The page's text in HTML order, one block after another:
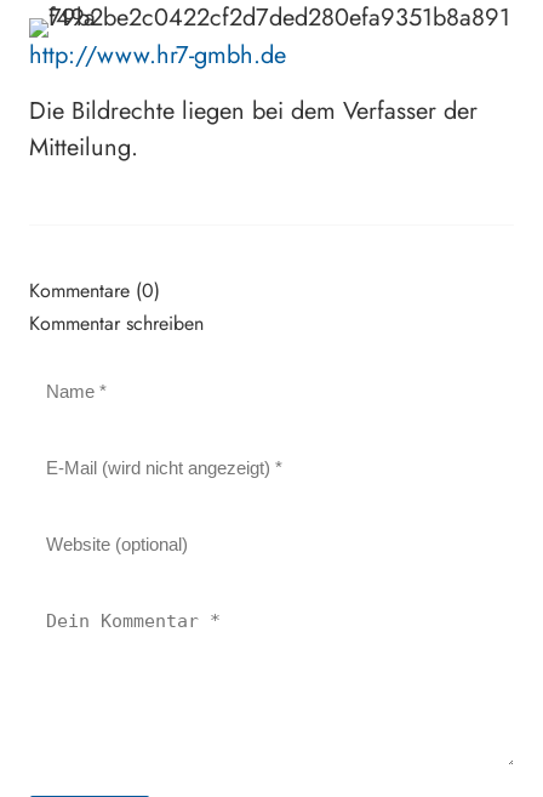
http://www.hr7-gmbh.de
Die Bildrechte liegen bei dem Verfasser der
Mitteilung.
Kommentare (0)
Kommentar schreiben